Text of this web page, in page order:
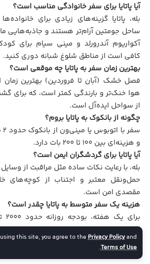
this site, you agree to thePrivacy Policyand
Terms of Use
.
آیا پاتایا برای سفر خانوادگی مناسب است؟
بله، پاتایا گزینه‌های زیادی برای
ساحل جومتین آرام‌تر هستند و جاذبه‌هایی
آکواریوم آندرورلد و مینی سیام برای
کافی است از مناطق شلوغ شبانه دوری کنید.
بهترین زمان سفر به پاتایا چه موقعی است؟
فصل خشک (آبان تا فروردین) بهترین
هوا خنک‌تر و بارندگی کمتر است، که برای
از سواحل ایده‌آل است.
چگونه از بانکوک به پاتایا بروم؟
و هزینه‌ای بین ۱۰۰ تا ۲۰۰ بات دارد.
آیا پاتایا برای گردشگران ایمن است؟
بله، با رعایت نکات ساده مثل مراقبت از
حمل‌ونقل معتبر و اجتناب از کوچه‌های
مقصدی امن است.
هزینه یک سفر متوسط به پاتایا چقدر است؟
احتساب پرواز) برای غذا، اقامت، حمل‌ونقل
بسته به سبک سفرتان.